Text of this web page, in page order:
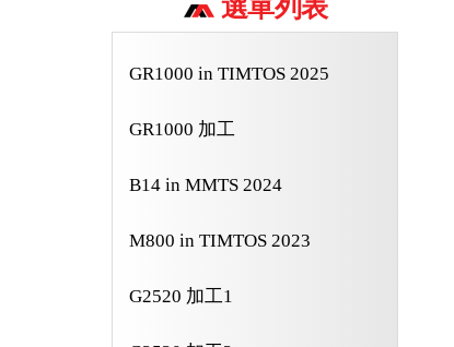
選單列表
GR1000 in TIMTOS 2025
GR1000 加工
B14 in MMTS 2024
M800 in TIMTOS 2023
G2520 加工1